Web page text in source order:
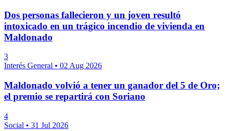
Dos personas fallecieron y un joven resultó
intoxicado en un trágico incendio de vivienda en
Maldonado
3
Interés General • 02 Aug 2026
Maldonado volvió a tener un ganador del 5 de Oro;
el premio se repartirá con Soriano
4
Social • 31 Jul 2026